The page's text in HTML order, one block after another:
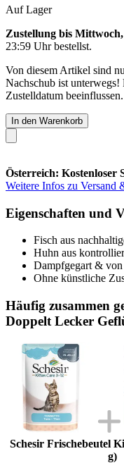
Auf Lager
Zustellung bis
23:59 Uhrbestellst.
Von diesem Artikel sind
Nachschub ist
Zustelldatum beeinflussen.
In den Warenkorb
Österreich: Kostenloser
Weitere Infos zu Versand
Eigenschaften und
Fisch aus
Huhn aus
Dampfgegart &
Ohne künstliche
Häufig zusammen
Doppelt Lecker
Schesir Frischebeutel
g)